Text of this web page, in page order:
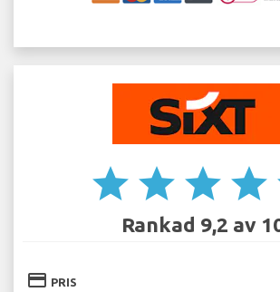
star star star star
Rankad 9,2 av
credit_card PRIS